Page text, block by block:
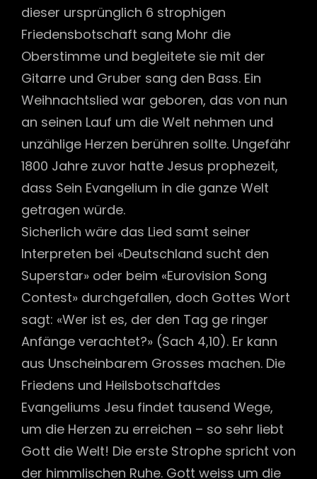
dieser ursprünglich 6 strophigen
Friedensbotschaft sang Mohr die
Oberstimme und begleitete sie mit der
Gitarre und Gruber sang den Bass. Ein
Weihnachtslied war geboren, das von nun
an seinen Lauf um die Welt nehmen und
unzählige Herzen berühren sollte. Ungefähr
1800 Jahre zuvor hatte Jesus prophezeit,
dass Sein Evangelium in die ganze Welt
getragen würde.
Sicherlich wäre das Lied samt seiner
Interpreten bei «Deutschland sucht den
Superstar» oder beim «Eurovision Song
Contest» durchgefallen, doch Gottes Wort
sagt: «Wer ist es, der den Tag ge ringer
Anfänge verachtet?» (Sach 4,10). Er kann
aus Unscheinbarem Grosses machen. Die
Friedens und Heilsbotschaftdes
Evangeliums Jesu findet tausend Wege,
um die Herzen zu erreichen – so sehr liebt
Gott die Welt! Die erste Strophe spricht von
der himmlischen Ruhe. Gott weiss um die